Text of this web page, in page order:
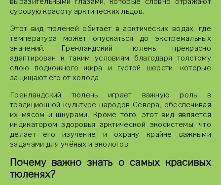
суровую красоту арктических льдов.
Этот вид тюленей обитает в арктических водах, где
температура может опускаться до экстремальных
значений. Гренландский тюлень прекрасно
адаптирован к таким условиям благодаря толстому
слою подкожного жира и густой шерсти, которые
защищают его от холода.
Гренландский тюлень играет важную роль в
традиционной культуре народов Севера, обеспечивая
их мясом и шкурами. Кроме того, этот вид является
индикатором здоровья арктической экосистемы, что
делает его изучение и охрану крайне важными
задачами для учёных и экологов.
Почему важно знать о самых красивых
тюленях?